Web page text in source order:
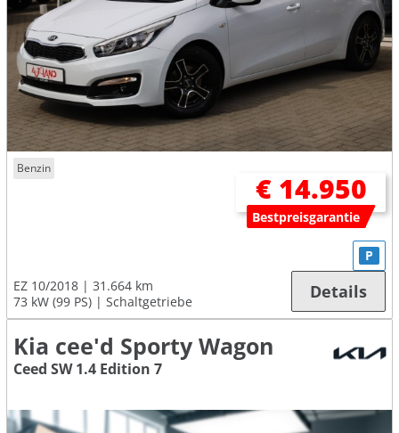
Benzin
€ 14.950
Bestpreisgarantie
EZ 10/2018
31.664 km
73 kW (99 PS)
Schaltgetriebe
P
Details
Kia cee'd Sporty Wagon
Ceed SW 1.4 Edition 7